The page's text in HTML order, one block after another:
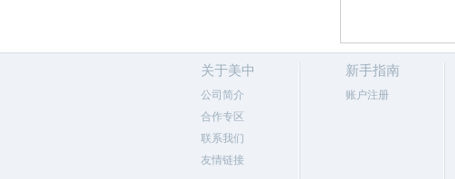
关于美中
公司简介
合作专区
联系我们
友情链接
新手指南
账户注册